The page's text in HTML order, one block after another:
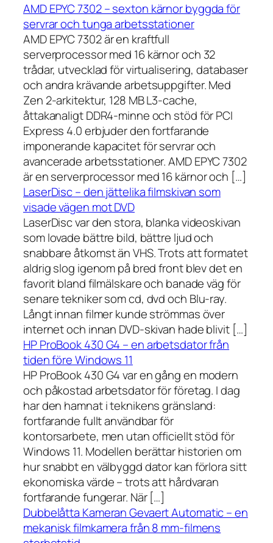
AMD EPYC 7302 – sexton kärnor byggda för
servrar och tunga arbetsstationer
AMD EPYC 7302 är en kraftfull
serverprocessor med 16 kärnor och 32
trådar, utvecklad för virtualisering, databaser
och andra krävande arbetsuppgifter. Med
Zen 2-arkitektur, 128 MB L3-cache,
åttakanaligt DDR4-minne och stöd för PCI
Express 4.0 erbjuder den fortfarande
imponerande kapacitet för servrar och
avancerade arbetsstationer. AMD EPYC 7302
är en serverprocessor med 16 kärnor och […]
LaserDisc – den jättelika filmskivan som
visade vägen mot DVD
LaserDisc var den stora, blanka videoskivan
som lovade bättre bild, bättre ljud och
snabbare åtkomst än VHS. Trots att formatet
aldrig slog igenom på bred front blev det en
favorit bland filmälskare och banade väg för
senare tekniker som cd, dvd och Blu-ray.
Långt innan filmer kunde strömmas över
internet och innan DVD-skivan hade blivit […]
HP ProBook 430 G4 – en arbetsdator från
tiden före Windows 11
HP ProBook 430 G4 var en gång en modern
och påkostad arbetsdator för företag. I dag
har den hamnat i teknikens gränsland:
fortfarande fullt användbar för
kontorsarbete, men utan officiellt stöd för
Windows 11. Modellen berättar historien om
hur snabbt en välbyggd dator kan förlora sitt
ekonomiska värde – trots att hårdvaran
fortfarande fungerar. När […]
Dubbelåtta Kameran Gevaert Automatic – en
mekanisk filmkamera från 8 mm-filmens